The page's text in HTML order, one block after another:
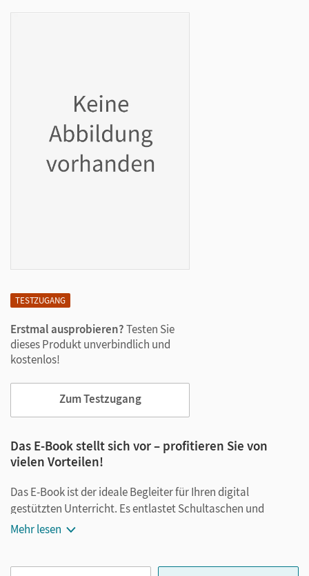
TESTZUGANG
Erstmal ausprobieren?Testen Sie
dieses Produkt unverbindlich und
kostenlos!
Zum Testzugang
Das E-Book stellt sich vor – profitieren Sie von
vielen Vorteilen!
Das E-Book ist der ideale Begleiter für Ihren digital
gestützten Unterricht. Es entlastet Schultaschen und
Rucksäcke und ist jederzeit unkompliziert verfügbar.
Mehr lesen